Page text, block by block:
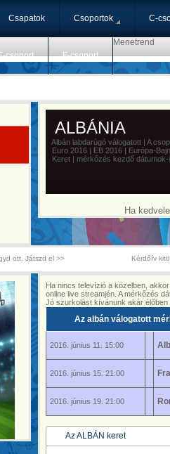
Csapatok Csoportok C-
csoport F-csoport
Menetrend
ALBÁNIA
Albán labdarúgó válogatott | A
Euro 2016 | EB 2016 | Európa-
Keret | mérkőzés kezdő dátumok-
Ha
ott, Játszd el >> Kérdőív
Ha nincs televízió a közelben,
online live streamjén. A mérkőzés
Jó szurkolást kívánunk akár élőben
Az albán válogatott
2016. június 11. 15:00
2016. június 15. 21:00
2016. június 19. 21:00
Az ALBÁN keret